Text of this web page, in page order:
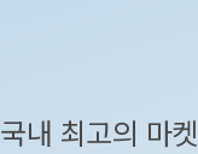
국내 최고의 마